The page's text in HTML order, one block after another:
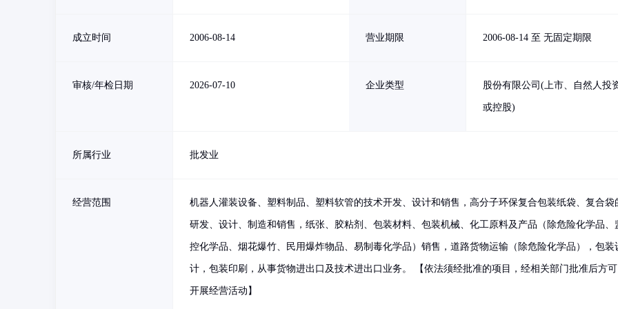
成立时间 2006-08-14 营业期限 2006-08-14 至 无固定期限
审核/年检日期 2026-07-10 企业类型 股份有限公司(上市、自然人投
或控股)
所属行业 批发业
经营范围 机器人灌装设备、塑料制品、塑料软管的技术开发、设计和销售，高分子环保复合包装纸袋、复合袋
研发、设计、制造和销售，纸张、胶粘剂、包装材料、包装机械、化工原料及产品（除危险化学品、
控化学品、烟花爆竹、民用爆炸物品、易制毒化学品）销售，道路货物运输（除危险化学品），包装
计，包装印刷，从事货物进出口及技术进出口业务。 【依法须经批准的项目，经相关部门批准后方可
开展经营活动】